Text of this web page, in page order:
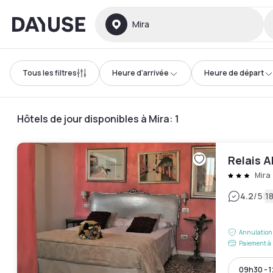
Dayuse Mira
Tous les filtres Heure d'arrivée Heure de départ
Hôtels de jour disponibles à Mira: 1
Relais
Mira
4.2/5|
Paiement
09h30 -